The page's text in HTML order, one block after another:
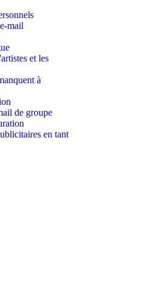
mail
et les
à
de groupe
en tant